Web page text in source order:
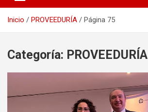
Inicio PROVEEDURÍA Página 75
Categoría: PROVEEDURÍA